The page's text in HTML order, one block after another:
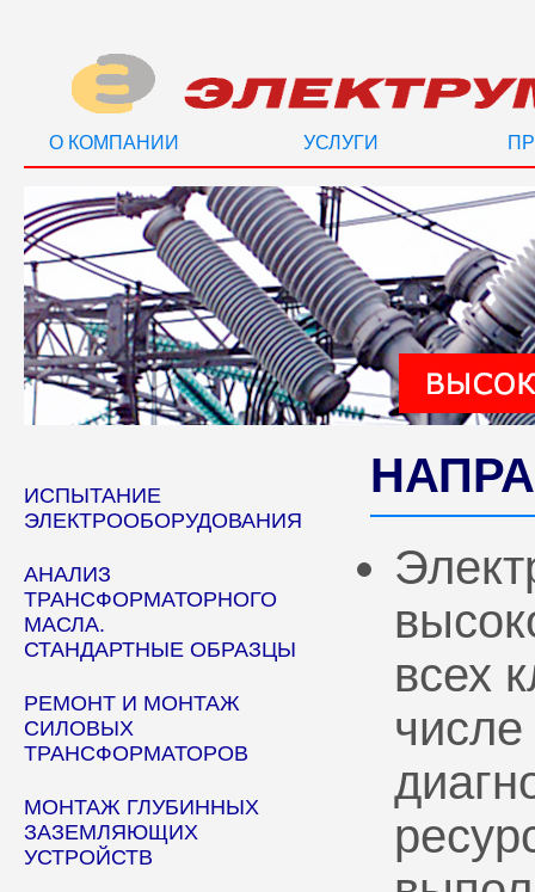
О КОМПАНИИ УСЛУГИ
ИСПЫТАНИЕ
ЭЛЕКТРООБОРУДОВАНИЯ
АНАЛИЗ
ТРАНСФОРМАТОРНОГО
МАСЛА.
СТАНДАРТНЫЕ ОБРАЗЦЫ
РЕМОНТ И МОНТАЖ
СИЛОВЫХ
ТРАНСФОРМАТОРОВ
МОНТАЖ ГЛУБИННЫХ
ЗАЗЕМЛЯЮЩИХ
УСТРОЙСТВ
всех